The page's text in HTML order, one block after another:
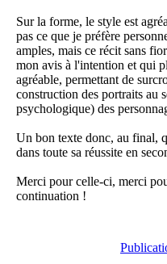
Sur la forme, le style est
pas ce que je préfère
amples, mais ce récit sans
mon avis à l'intention et qui
agréable, permettant de
construction des portraits au
psychologique) des
Un bon texte donc, au final,
dans toute sa réussite en
Merci pour celle-ci, merci
continuation !